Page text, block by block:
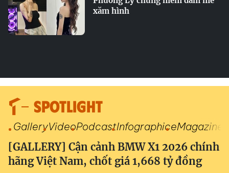
xăm hình
SPOTLIGHT
GalleryVideoPodcastInfographiceMagazine
[GALLERY] Cận cảnh BMW X1 2026 chính
hãng Việt Nam, chốt giá 1,668 tỷ đồng